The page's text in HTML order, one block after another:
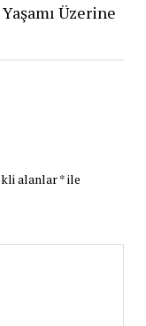
Üzerine
alanlar*ile